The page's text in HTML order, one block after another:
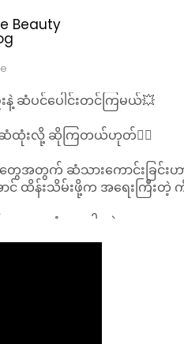
ဆံပင်ပေါင်းတင်ကြမယ်💥
ဆံထုံးလို့ ဆိုကြတယ်ဟုတ်💁‍♀️
တွေအတွက် ဆံသားကောင်းခြင်းဟ
င် ထိန်းသိမ်းဖို့က အရေးကြီးတဲ့ ကိစ္
ာတော့ ဆံသားပါးတဲ့သူတွေ၊ မွေး
ာပြ​ပေးမယ်💁‍♀️
Saloon တွေကို အချိန်ပ
တယ်နော်..💁‍♀️